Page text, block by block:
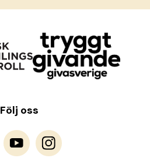
Följ oss